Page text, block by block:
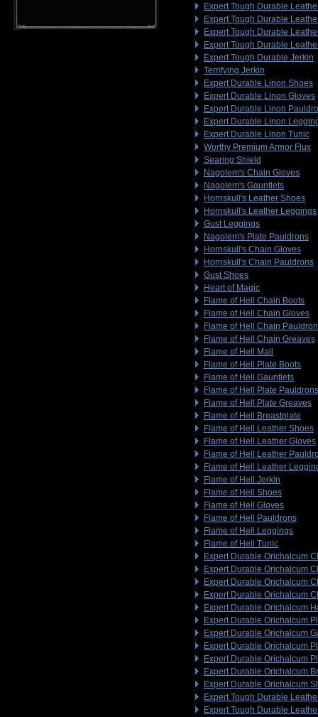
Expert Tough Durable
Expert Tough Durable
Expert Tough Durable
Expert Tough Durable
Expert Tough Durable Jerkin
Terrifying Jerkin
Expert Durable Linon Shoes
Expert Durable Linon Gloves
Expert Durable Linon
Expert Durable Linon
Expert Durable Linon Tunic
Worthy Premium Armor Flux
Searing Shield
Nagolem's Chain Gloves
Nagolem's Gauntlets
Hornskull's Leather Shoes
Hornskull's Leather Leggings
Gust Leggings
Nagolem's Plate Pauldrons
Hornskull's Chain Gloves
Hornskull's Chain Pauldrons
Gust Shoes
Heart of Magic
Flame of Hell Chain Boots
Flame of Hell Chain Gloves
Flame of Hell Chain
Flame of Hell Chain Greaves
Flame of Hell Mail
Flame of Hell Plate Boots
Flame of Hell Gauntlets
Flame of Hell Plate Pauldrons
Flame of Hell Plate Greaves
Flame of Hell Breastplate
Flame of Hell Leather Shoes
Flame of Hell Leather Gloves
Flame of Hell Leather
Flame of Hell Leather
Flame of Hell Jerkin
Flame of Hell Shoes
Flame of Hell Gloves
Flame of Hell Pauldrons
Flame of Hell Leggings
Flame of Hell Tunic
Expert Durable Orichalcum
Expert Durable Orichalcum
Expert Durable Orichalcum
Expert Durable Orichalcum
Expert Durable Orichalcum
Expert Durable Orichalcum
Expert Durable Orichalcum
Expert Durable Orichalcum
Expert Durable Orichalcum
Expert Durable Orichalcum
Expert Durable Orichalcum
Expert Tough Durable
Expert Tough Durable